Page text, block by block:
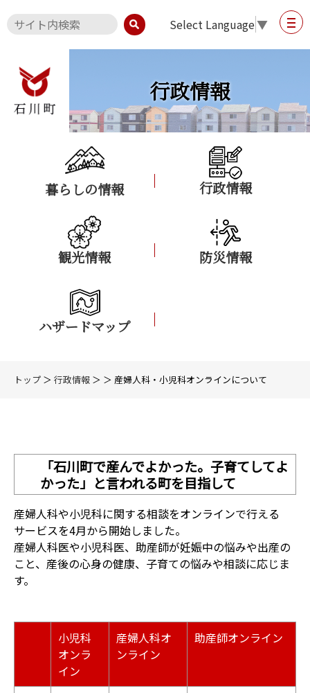
Select Language▼
行政情報
暮らしの情報 行政情報
観光情報 防災情報
ハザードマップ
トップ ＞ 行政情報 ＞ ＞ 産婦人科・小児科オンラインについて
「石川町で産んでよかった。子育てしてよ
かった」と言われる町を目指して
産婦人科や小児科に関する相談をオンラインで行える
サービスを4月から開始しました。
産婦人科医や小児科医、助産師が妊娠中の悩みや出産の
こと、産後の心身の健康、子育ての悩みや相談に応じま
す。
小児科
オンラ
イン
産婦人科オ
ンライン
助産師オンライン